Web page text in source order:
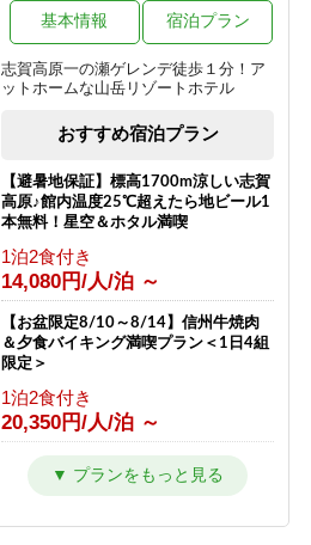
≪素泊りプラン≫23時までチェックイ
素泊まり
7,700円/人/泊 ～
「志賀高原100トレイル」特別プラン
素泊まり
8,500円/人/泊 ～
限定213号室滞在 【特別室】
20,000円/人/泊 ～
13,200円/人/泊 ～
限定217号室滞在 【ミドルクラス】
1泊2食付き
11,000円/人/泊 ～
お一人様 宿泊プラン
1泊2食付き
14,900円/人/泊 ～
志賀高原一の瀬ゲレンデ徒歩１分！ア
ットホームな山岳リゾートホテル
基本情報 宿泊プラン
おすすめ宿泊プラン
【避暑地保証】標高1700m涼しい志賀
高原♪館内温度25℃超えたら地ビール1
本無料！星空＆ホタル満喫
1泊2食付き
14,080円/人/泊 ～
【お盆限定8/10～8/14】信州牛焼肉
＆夕食バイキング満喫プラン＜1日4組
限定＞
1泊2食付き
20,350円/人/泊 ～
【冬／１泊２食】志賀高原一の瀬スキ
ー場徒歩１分！ホテルジャパン志賀ス